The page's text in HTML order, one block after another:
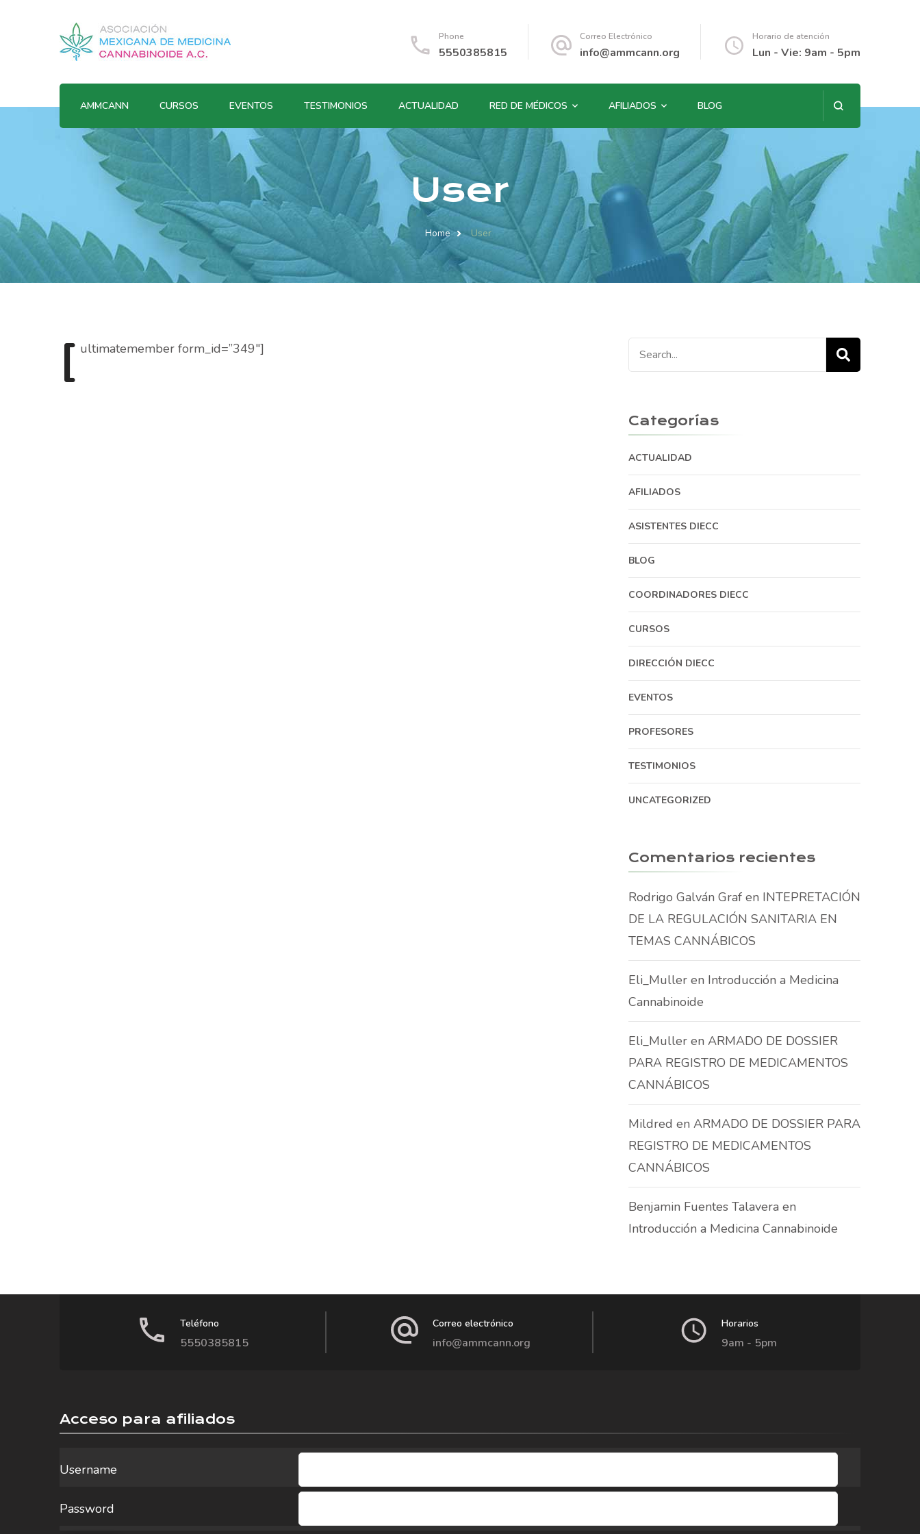
Phone
5550385815
Correo Electrónico
info@ammcann.org
Horario de atención
Lun - Vie: 9am - 5pm
AMMCANN CURSOS EVENTOS TESTIMONIOS ACTUALIDAD RED DE MÉDICOS AFILIADOS BLOG
User
Home User
[ ultimatemember form_id=”349″]
Search
for:
Categorías
ACTUALIDAD
AFILIADOS
ASISTENTES DIECC
BLOG
COORDINADORES DIECC
CURSOS
DIRECCIÓN DIECC
EVENTOS
PROFESORES
TESTIMONIOS
UNCATEGORIZED
Comentarios recientes
Rodrigo Galván Grafen INTEPRETACIÓN
DE LA REGULACIÓN SANITARIA EN
TEMAS CANNÁBICOS
Eli_Mulleren Introducción a Medicina
Cannabinoide
Eli_Mulleren ARMADO DE DOSSIER
PARA REGISTRO DE MEDICAMENTOS
CANNÁBICOS
Mildred en ARMADO DE DOSSIER PARA
REGISTRO DE MEDICAMENTOS
CANNÁBICOS
Benjamin Fuentes Talaveraen
Introducción a Medicina Cannabinoide
Teléfono
5550385815
Correo electrónico
info@ammcann.org
Horarios
9am - 5pm
Acceso para afiliados
Username
Password